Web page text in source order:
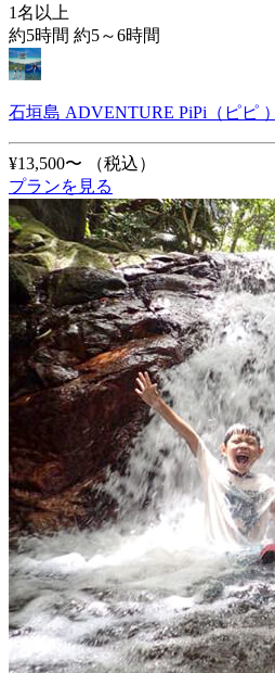
1名以上
約5時間 約5～6時間
石垣島 ADVENTURE PiPi（ピピ ）
¥13,500〜
（税込）
プランを見る